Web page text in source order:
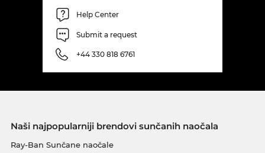
Help Center
Submit a request
+44 330 818 6761
Naši najpopularniji brendovi sunčanih naočala
Ray-Ban Sunčane naočale